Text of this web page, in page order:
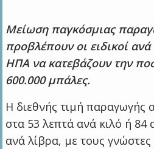
Μείωση παγκόσμιας
προβλέπουν οι ειδικοί
ΗΠΑ να κατεβάζουν την
600.000 μπάλες.
Η διεθνής τιμή παραγωγής
στα 53 λεπτά ανά κιλό ή 84
ανά λίβρα, με τους γνώστες